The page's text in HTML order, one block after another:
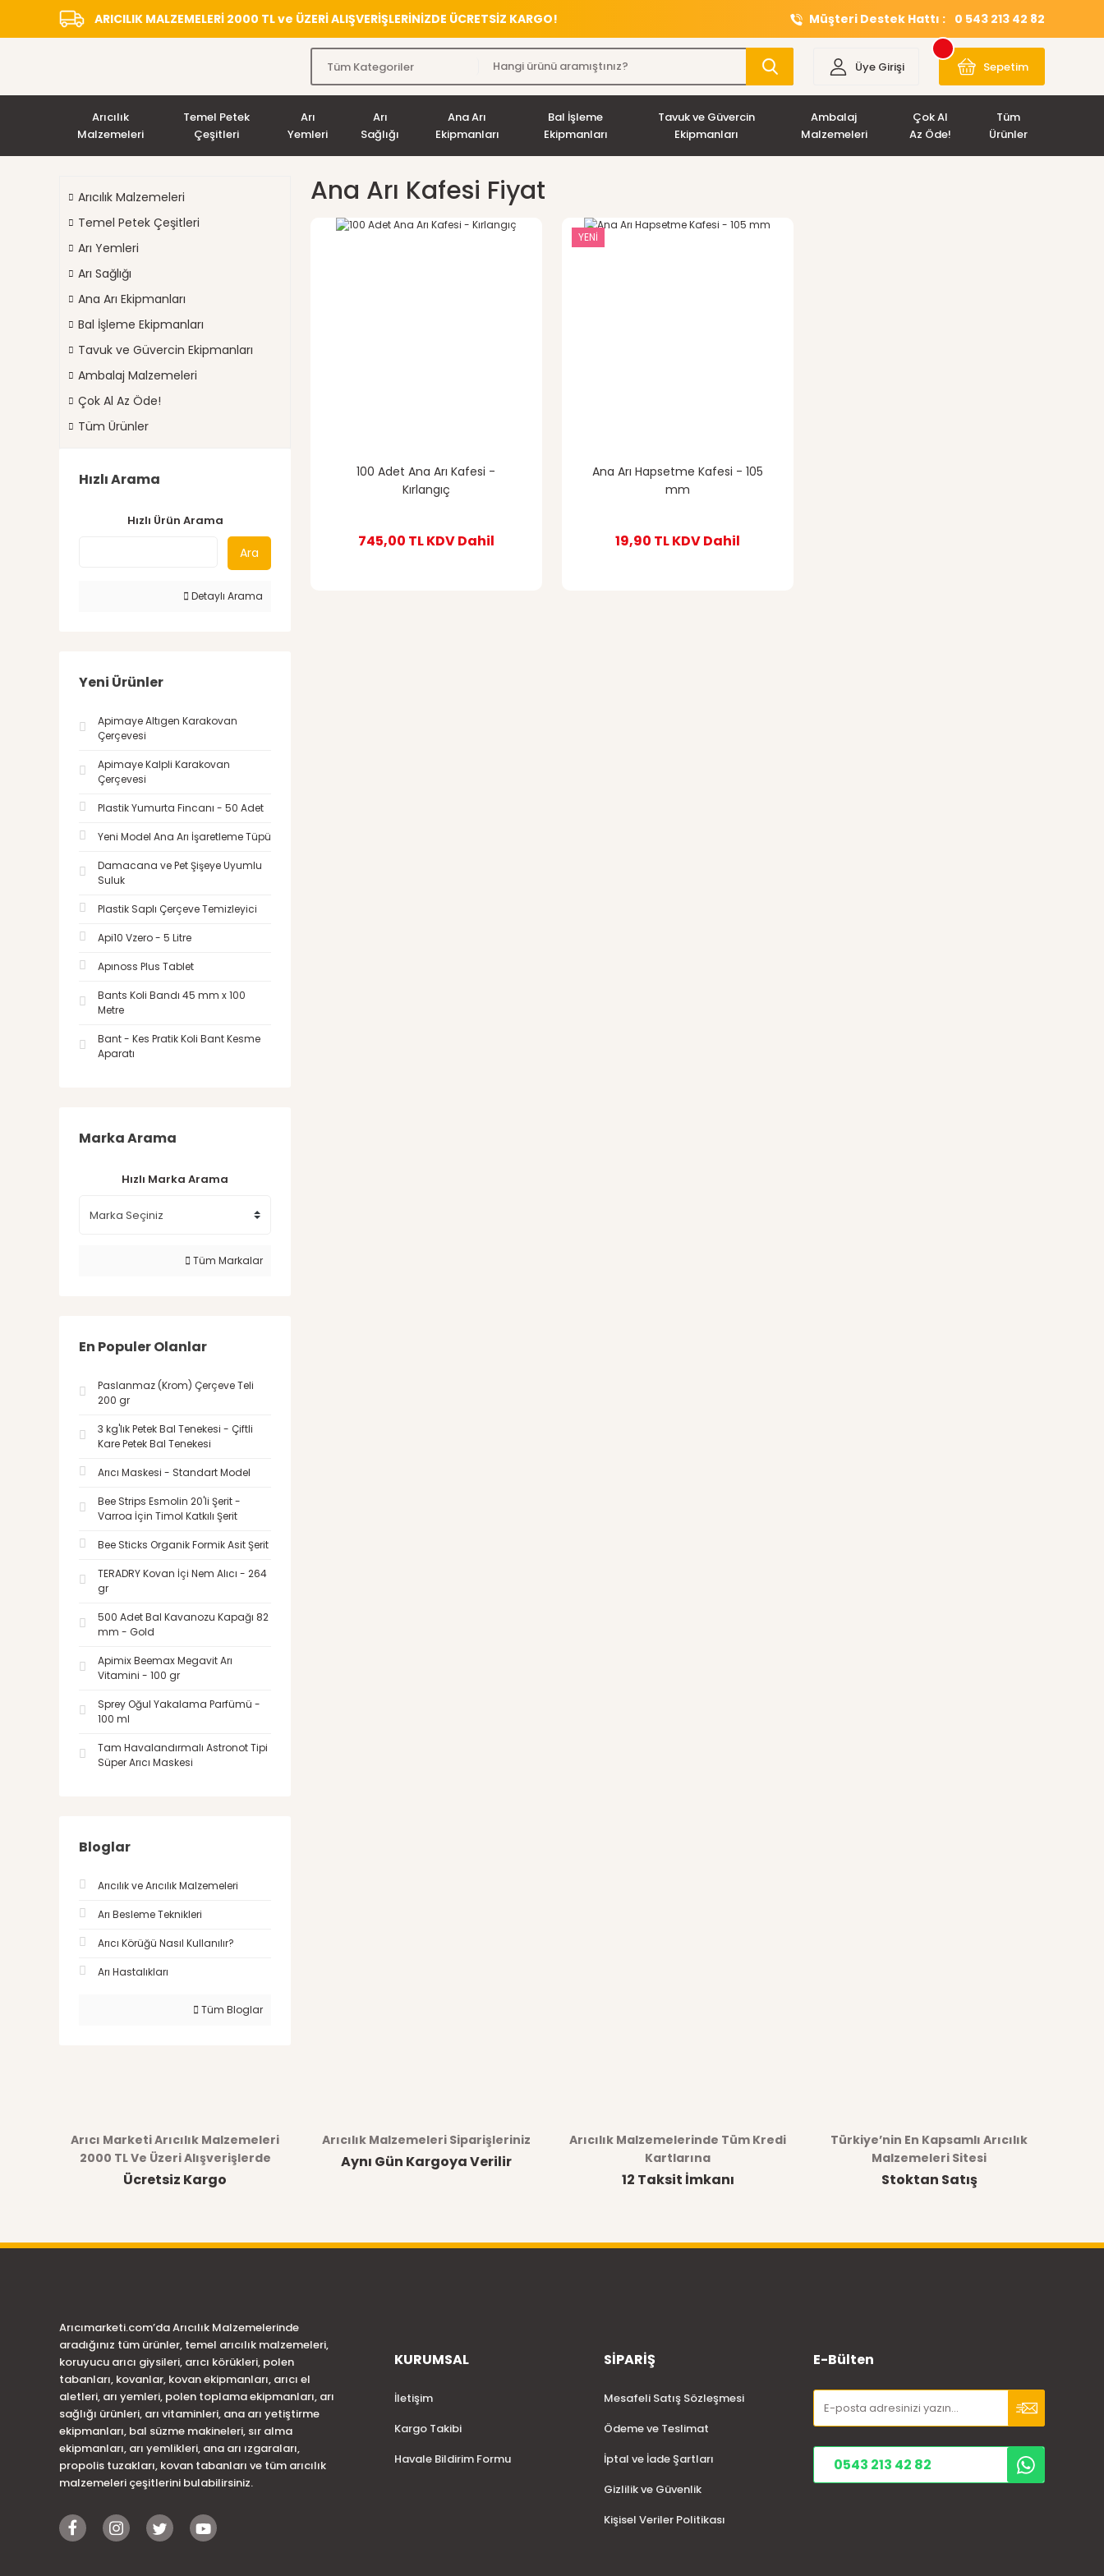
ARICILIK MALZEMELERİ 2000 TL ve ÜZERİ ALIŞVERİŞLERİNİZDE ÜCRETSİZ KARGO! Müşteri Destek Hattı : 0 543 213 42 82
Üye Girişi Sepetim
Arıcılık
Malzemeleri
Temel Petek
Çeşitleri
Arı
Yemleri
Arı
Sağlığı
Ana Arı
Ekipmanları
Bal İşleme
Ekipmanları
Tavuk ve Güvercin
Ekipmanları
Ambalaj
Malzemeleri
Çok Al
Az Öde!
Tüm
Ürünler
Arıcılık Malzemeleri
Temel Petek Çeşitleri
Arı Yemleri
Arı Sağlığı
Ana Arı Ekipmanları
Bal İşleme Ekipmanları
Tavuk ve Güvercin Ekipmanları
Ambalaj Malzemeleri
Çok Al Az Öde!
Tüm Ürünler
Hızlı Arama
Hızlı Ürün Arama
Ara
Detaylı Arama
Yeni Ürünler
Apimaye Altıgen Karakovan
Çerçevesi
Apimaye Kalpli Karakovan
Çerçevesi
Plastik Yumurta Fincanı - 50 Adet
Yeni Model Ana Arı İşaretleme Tüpü
Damacana ve Pet Şişeye Uyumlu
Suluk
Plastik Saplı Çerçeve Temizleyici
Api10 Vzero - 5 Litre
Apınoss Plus Tablet
Bants Koli Bandı 45 mm x 100
Metre
Bant - Kes Pratik Koli Bant Kesme
Aparatı
Marka Arama
Hızlı Marka Arama
Tüm Markalar
En Populer Olanlar
Paslanmaz (Krom) Çerçeve Teli
200 gr
3 kg'lık Petek Bal Tenekesi - Çiftli
Kare Petek Bal Tenekesi
Arıcı Maskesi - Standart Model
Bee Strips Esmolin 20'li Şerit -
Varroa İçin Timol Katkılı Şerit
Bee Sticks Organik Formik Asit Şerit
TERADRY Kovan İçi Nem Alıcı - 264
gr
500 Adet Bal Kavanozu Kapağı 82
mm - Gold
Apimix Beemax Megavit Arı
Vitamini - 100 gr
Sprey Oğul Yakalama Parfümü -
100 ml
Tam Havalandırmalı Astronot Tipi
Süper Arıcı Maskesi
Bloglar
Arıcılık ve Arıcılık Malzemeleri
Arı Besleme Teknikleri
Arıcı Körüğü Nasıl Kullanılır?
Arı Hastalıkları
Tüm Bloglar
Ana Arı Kafesi Fiyat
100 Adet Ana Arı Kafesi -
Kırlangıç
745,00 TLKDV Dahil
YENİ
Ana Arı Hapsetme Kafesi - 105
mm
19,90 TLKDV Dahil
Arıcı Marketi Arıcılık Malzemeleri
2000 TL Ve Üzeri Alışverişlerde
Ücretsiz Kargo
Arıcılık Malzemeleri Siparişleriniz
Aynı Gün Kargoya Verilir
Arıcılık Malzemelerinde Tüm Kredi
Kartlarına
12 Taksit İmkanı
Türkiye’nin En Kapsamlı Arıcılık
Malzemeleri Sitesi
Stoktan Satış
Arıcımarketi.com’da Arıcılık Malzemelerinde
aradığınız tüm ürünler, temel arıcılık malzemeleri,
koruyucu arıcı giysileri, arıcı körükleri, polen
tabanları, kovanlar, kovan ekipmanları, arıcı el
aletleri, arı yemleri, polen toplama ekipmanları, arı
sağlığı ürünleri, arı vitaminleri, ana arı yetiştirme
ekipmanları, bal süzme makineleri, sır alma
ekipmanları, arı yemlikleri, ana arı ızgaraları,
propolis tuzakları, kovan tabanları ve tüm arıcılık
malzemeleri çeşitlerini bulabilirsiniz.
KURUMSAL
İletişim
Kargo Takibi
Havale Bildirim Formu
SİPARİŞ
Mesafeli Satış Sözleşmesi
Ödeme ve Teslimat
İptal ve İade Şartları
Gizlilik ve Güvenlik
Kişisel Veriler Politikası
E-Bülten
0543 213 42 82